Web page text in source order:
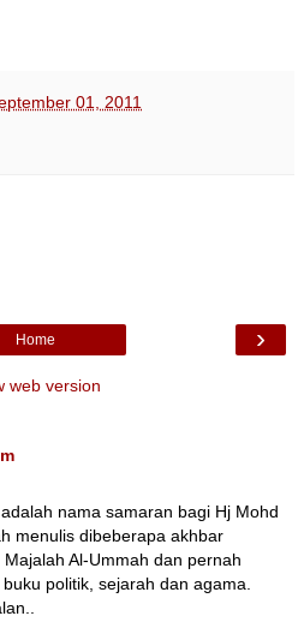
01, 2011
›
Home
web version
nama samaran bagi Hj Mohd
menulis dibeberapa akhbar
Al-Ummah dan pernah
politik, sejarah dan agama.